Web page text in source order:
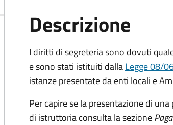
Descrizione
I diritti di segreteria sono dovuti
e sono stati istituiti dallaLegge 08/
istanze presentate da enti locali e
Per capire se la presentazione di
di istruttoria consulta la sezione